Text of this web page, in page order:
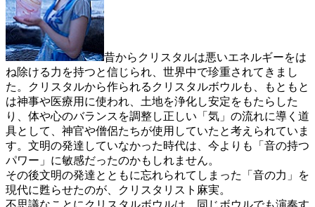
昔からクリスタルは悪いエネルギーをは
ね除ける力を持つと信じられ、世界中で珍重されてきまし
た。クリスタルから作られるクリスタルボウルも、もともと
は神事や医療用に使われ、土地を浄化し安定をもたらした
り、体や心のバランスを調整し正しい「気」の流れに導く道
具として、神官や僧侶たちが使用していたと考えられていま
す。文明の発達していなかった時代は、今よりも「音の持つ
パワー」に敏感だったのかもしれません。
その後文明の発達とともに忘れられてしまった「音の力」を
現代に甦らせたのが、クリスタリスト麻実。
不思議なことにクリスタルボウルは、同じボウルでも演奏す